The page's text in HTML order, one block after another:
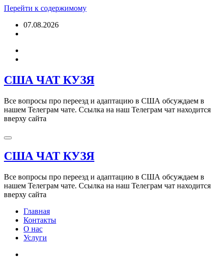
Перейти к содержимому
07.08.2026
США ЧАТ КУЗЯ
Все вопросы про переезд и адаптацию в США обсуждаем в
нашем Телеграм чате. Ссылка на наш Телеграм чат находится
вверху сайта
США ЧАТ КУЗЯ
Все вопросы про переезд и адаптацию в США обсуждаем в
нашем Телеграм чате. Ссылка на наш Телеграм чат находится
вверху сайта
Главная
Контакты
О нас
Услуги